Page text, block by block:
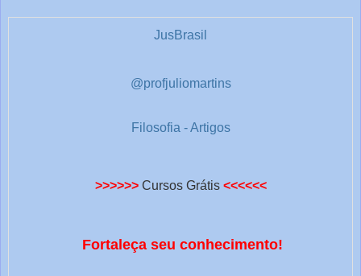
1
JusBrasil
@profjuliomartins
Filosofia - Artigos
>>>>>> Cursos Grátis <<<<<<
Fortaleça seu conhecimento!